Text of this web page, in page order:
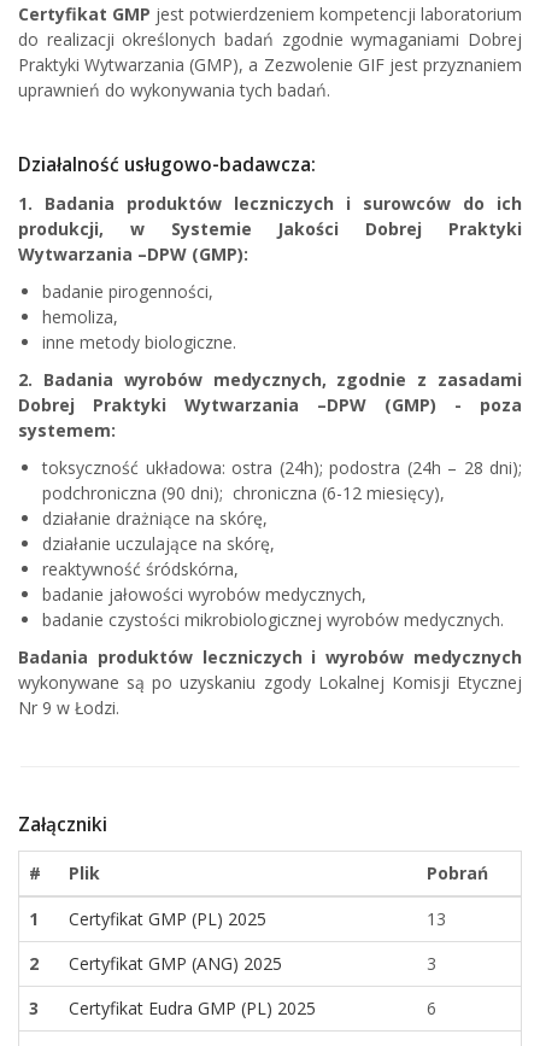
Certyfikat GMP jest potwierdzeniem kompetencji laboratorium
do realizacji określonych badań zgodnie wymaganiami Dobrej
Praktyki Wytwarzania (GMP), a Zezwolenie GIF jest przyznaniem
uprawnień do wykonywania tych badań.
Działalność usługowo-badawcza:
1. Badania produktów leczniczych i surowców do ich
produkcji, w Systemie Jakości Dobrej Praktyki
Wytwarzania –DPW (GMP):
badanie pirogenności,
hemoliza,
inne metody biologiczne.
2. Badania wyrobów medycznych, zgodnie z zasadami
Dobrej Praktyki Wytwarzania –DPW (GMP) - poza
systemem:
toksyczność układowa: ostra (24h); podostra (24h – 28 dni);
podchroniczna (90 dni); chroniczna (6-12 miesięcy),
działanie drażniące na skórę,
działanie uczulające na skórę,
reaktywność śródskórna,
badanie jałowości wyrobów medycznych,
badanie czystości mikrobiologicznej wyrobów medycznych.
Badania produktów leczniczych i wyrobów medycznych
wykonywane są po uzyskaniu zgody Lokalnej Komisji Etycznej
Nr 9 w Łodzi.
Załączniki
# Plik
Pobrań
1
Certyfikat GMP (PL) 2025
13
2
Certyfikat GMP (ANG) 2025
3
3
Certyfikat Eudra GMP (PL) 2025
6